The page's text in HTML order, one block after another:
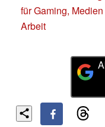
für Gaming,
Arbeit